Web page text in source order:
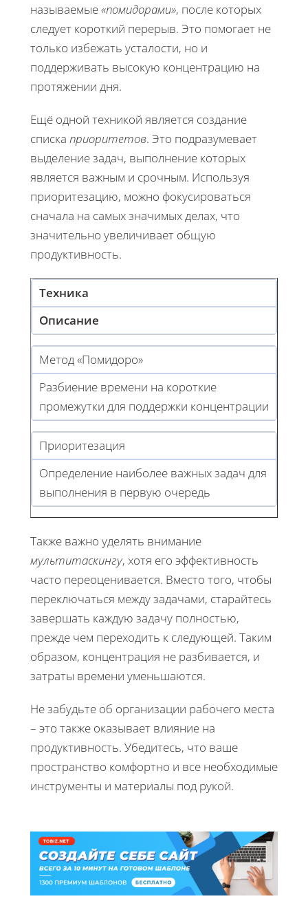
называемые«помидорами», после которых
следует короткий перерыв. Это помогает не
только избежать усталости, но и
поддерживать высокую концентрацию на
протяжении дня.
Ещё одной техникой является создание
списка приоритетов. Это подразумевает
выделение задач, выполнение которых
является важным и срочным. Используя
приоритезацию, можно фокусироваться
сначала на самых значимых делах, что
значительно увеличивает общую
продуктивность.
Техника
Описание
Метод «Помидоро»
Разбиение времени на короткие
промежутки для поддержки концентрации
Приоритезация
Определение наиболее важных задач для
выполнения в первую очередь
Также важно уделять внимание
мультитаскингу, хотя его эффективность
часто переоценивается. Вместо того, чтобы
переключаться между задачами, старайтесь
завершать каждую задачу полностью,
прежде чем переходить к следующей. Таким
образом, концентрация не разбивается, и
затраты времени уменьшаются.
Не забудьте об организации рабочего места
– это также оказывает влияние на
продуктивность. Убедитесь, что ваше
пространство комфортно и все необходимые
инструменты и материалы под рукой.